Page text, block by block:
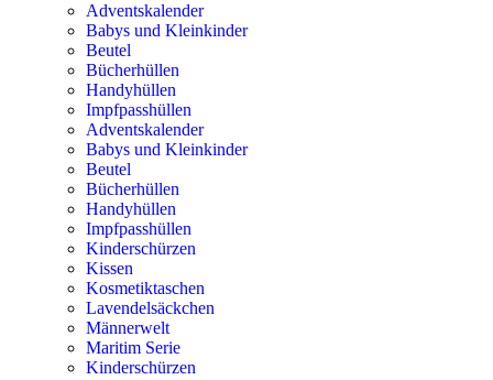
Adventskalender
Babys und Kleinkinder
Beutel
Bücherhüllen
Handyhüllen
Impfpasshüllen
Adventskalender
Babys und Kleinkinder
Beutel
Bücherhüllen
Handyhüllen
Impfpasshüllen
Kinderschürzen
Kissen
Kosmetiktaschen
Lavendelsäckchen
Männerwelt
Maritim Serie
Kinderschürzen